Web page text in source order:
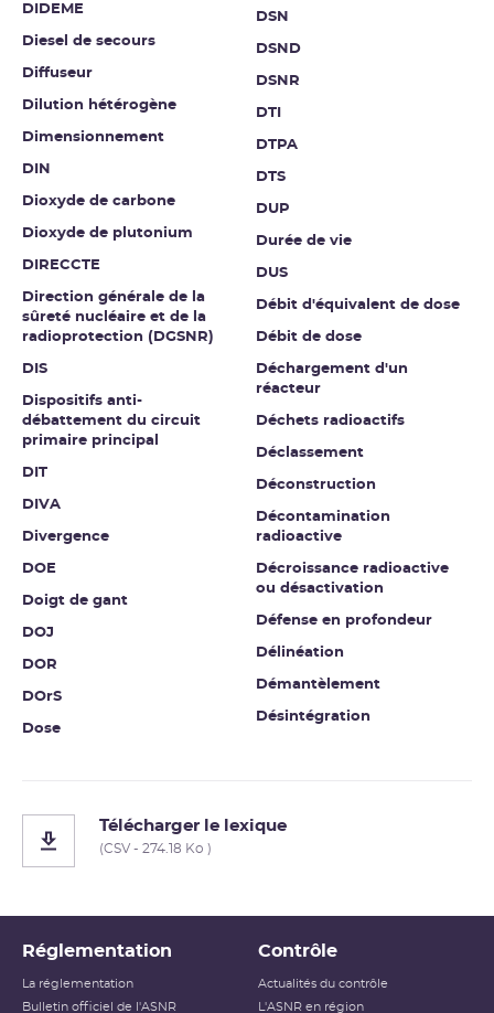
DIDEME
Diesel de secours
Diffuseur
Dilution hétérogène
Dimensionnement
DIN
Dioxyde de carbone
Dioxyde de plutonium
DIRECCTE
Direction générale de la
sûreté nucléaire et de la
radioprotection (DGSNR)
DIS
Dispositifs anti-
débattement du circuit
primaire principal
DIT
DIVA
Divergence
DOE
Doigt de gant
DOJ
DOR
DOrS
Dose
DSN
DSND
DSNR
DTI
DTPA
DTS
DUP
Durée de vie
DUS
Débit d'équivalent de dose
Débit de dose
Déchargement d'un
réacteur
Déchets radioactifs
Déclassement
Déconstruction
Décontamination
radioactive
Décroissance radioactive
ou désactivation
Défense en profondeur
Délinéation
Démantèlement
Désintégration
Télécharger le lexique
(CSV - 274.18 Ko )
Réglementation
La réglementation
Bulletin officiel de l'ASNR
Contrôle
Actualités du contrôle
L'ASNR en région